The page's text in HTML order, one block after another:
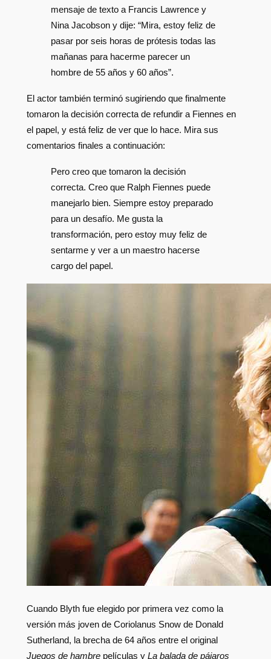
mensaje de texto a Francis Lawrence y
Nina Jacobson y dije: “Mira, estoy feliz de
pasar por seis horas de prótesis todas las
mañanas para hacerme parecer un
hombre de 55 años y 60 años”.
El actor también terminó sugiriendo que finalmente
tomaron la decisión correcta de refundir a Fiennes en
el papel, y está feliz de ver que lo hace. Mira sus
comentarios finales a continuación:
Pero creo que tomaron la decisión
correcta. Creo que Ralph Fiennes puede
manejarlo bien. Siempre estoy preparado
para un desafío. Me gusta la
transformación, pero estoy muy feliz de
sentarme y ver a un maestro hacerse
cargo del papel.
Cuando Blyth fue elegido por primera vez como la
versión más joven de Coriolanus Snow de Donald
Sutherland, la brecha de 64 años entre el original
Juegos de hambrepelículas y La balada de pájaros